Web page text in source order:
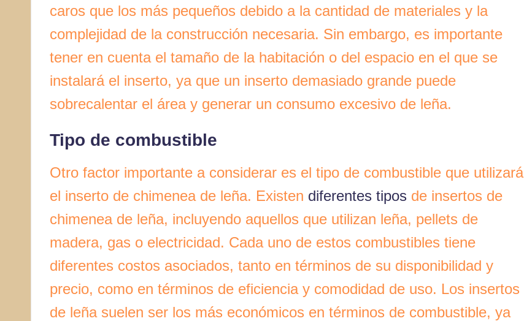
caros que los más pequeños debido a la cantidad de materiales y la
complejidad de la construcción necesaria. Sin embargo, es importante
tener en cuenta el tamaño de la habitación o del espacio en el que se
instalará el inserto, ya que un inserto demasiado grande puede
sobrecalentar el área y generar un consumo excesivo de leña.
Tipo de combustible
Otro factor importante a considerar es el tipo de combustible que utilizará
el inserto de chimenea de leña. Existen diferentes tipos de insertos de
chimenea de leña, incluyendo aquellos que utilizan leña, pellets de
madera, gas o electricidad. Cada uno de estos combustibles tiene
diferentes costos asociados, tanto en términos de su disponibilidad y
precio, como en términos de eficiencia y comodidad de uso. Los insertos
de leña suelen ser los más económicos en términos de combustible, ya